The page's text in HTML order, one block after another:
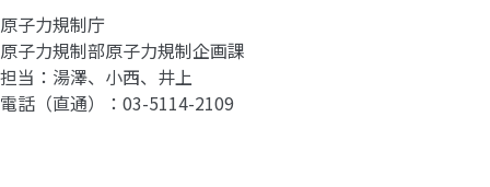
原子力規制庁
原子力規制部原子力規制企画課
担当：湯澤、小西、井上
電話（直通）：03-5114-2109